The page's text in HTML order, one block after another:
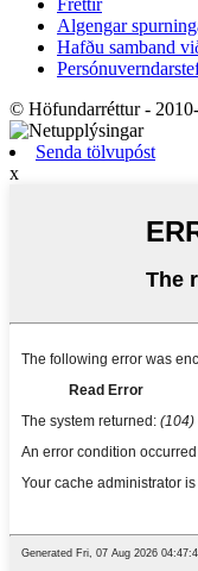
Algengar
Hafðu samband
© Höfundarréttur -
Senda tölvupóst
x